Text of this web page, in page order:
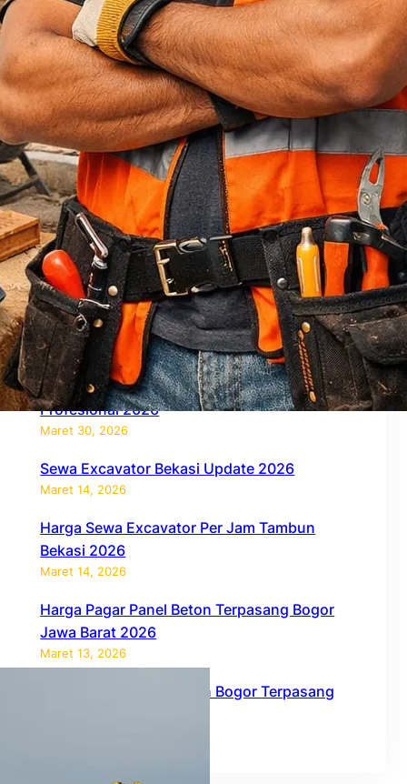
Jasa Bore Pile
Pagar Panel Beton
Sewa Alat Berat
Sewa Crane
Sewa Excavator
Sewa Excavator
Sewa Forklift
U Ditch Beton
Uncategorized
Recent Posts
Jasa Tukang Bangun Rumah Majalengka
Profesional 2026
Maret 30, 2026
Sewa Excavator Bekasi Update 2026
Maret 14, 2026
Harga Sewa Excavator Per Jam Tambun
Bekasi 2026
Maret 14, 2026
Harga Pagar Panel Beton Terpasang Bogor
Jawa Barat 2026
Maret 13, 2026
Harga Pagar Panel Beton Bogor Terpasang